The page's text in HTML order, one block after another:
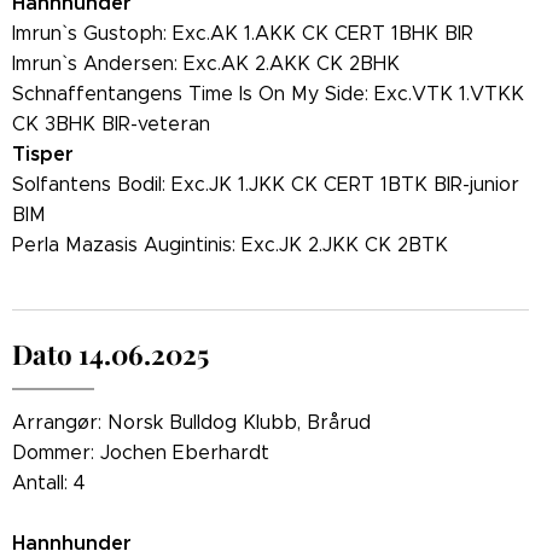
Imrun` s Gustoph: Exc.AK 1.AKK CK CERT 1BHK BIR
Imrun` s Andersen: Exc.AK 2.AKK CK 2BHK
Schnaffentangens Time Is On My Side: Exc.VTK 1.VTKK
CK 3BHK BIR-veteran
Tisper
Solfantens Bodil: Exc.JK 1.JKK CK CERT 1BTK BIR-junior
BIM
Perla Mazasis Augintinis: Exc.JK 2.JKK CK 2BTK
Dato 14.06.2025
Arrangør: Norsk Bulldog Klubb, Brårud
Dommer: Jochen Eberhardt
Antall: 4
Hannhunder